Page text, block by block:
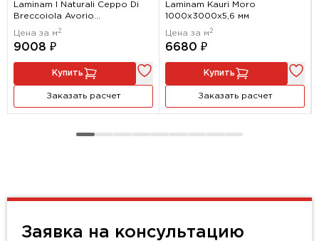
Laminam I Naturali Ceppo Di
Breccoiola Avorio
1000x3000х5,6 мм
Цена за м 2
9008 ₽
Купить
Заказать расчет
Laminam Kauri Moro
1000x3000х5,6 мм
Цена за м 2
6680 ₽
Купить
Заказать расчет
Заявка на консультацию